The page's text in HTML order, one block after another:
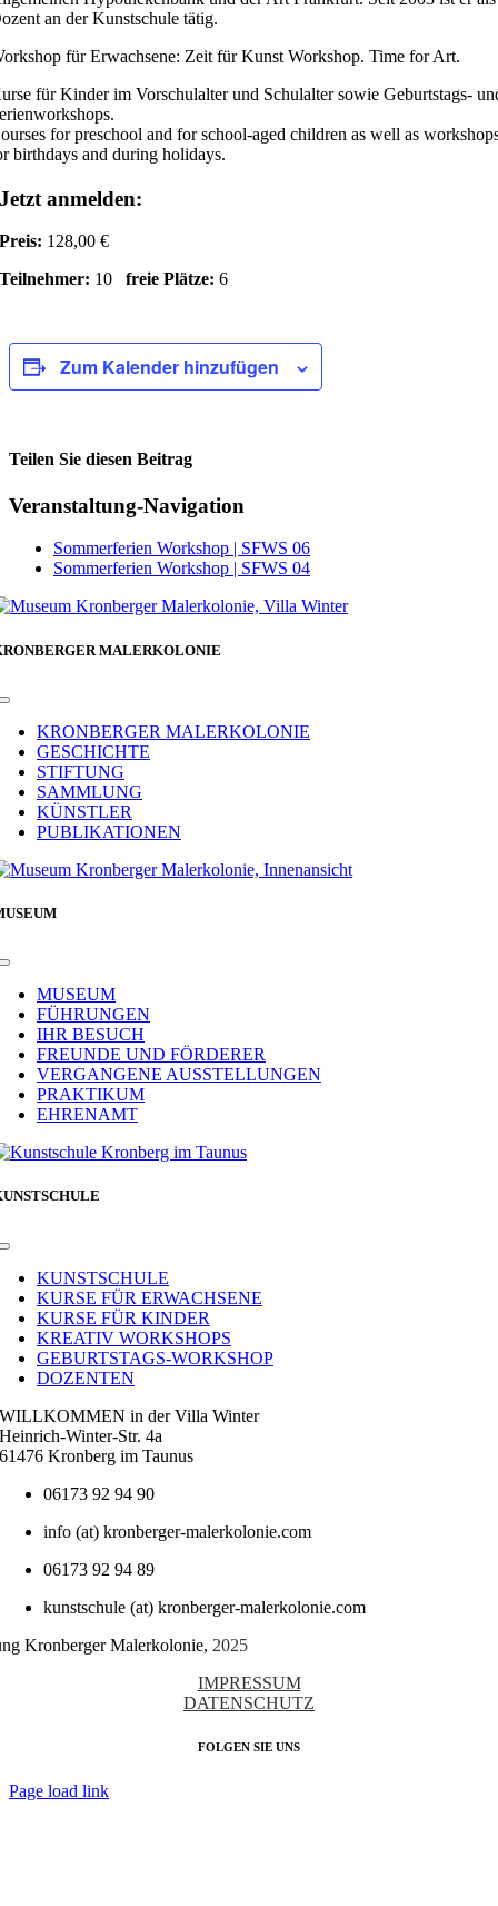
an der Kunstschule tätig.
für Erwachsene: Zeit für Kunst Workshop. Time for Art.
für Kinder im Vorschulalter und Schulalter sowie Geburtstags-
for preschool and for school-aged children as well as
birthdays and during holidays.
Jetzt anmelden:
Preis: 128,00 €
Teilnehmer: 10freie Plätze: 6
Zum Kalender hinzufügen
Teilen Sie diesen Beitrag
Facebook
Veranstaltung-Navigation
Sommerferien Workshop | SFWS 06
Sommerferien Workshop | SFWS 04
MALERKOLONIE
Toggle
NavigationKRONBERGER MALERKOLONIE
GESCHICHTE
STIFTUNG
SAMMLUNG
KÜNSTLER
PUBLIKATIONEN
Toggle
NavigationMUSEUM
FÜHRUNGEN
IHR BESUCH
FREUNDE UND FÖRDERER
VERGANGENE AUSSTELLUNGEN
PRAKTIKUM
EHRENAMT
Toggle
NavigationKUNSTSCHULE
KURSE FÜR ERWACHSENE
KURSE FÜR KINDER
KREATIV WORKSHOPS
GEBURTSTAGS-WORKSHOP
DOZENTEN
WILLKOMMEN in der Villa Winter
Heinrich-Winter-Str. 4a
61476 Kronberg im Taunus
06173 92 94 90
info (at) kronberger-malerkolonie.com
06173 92 94 89
kunstschule (at) kronberger-malerkolonie.com
Kronberger Malerkolonie, 2025
IMPRESSUM
DATENSCHUTZ
FOLGEN SIE UNS
Page load link